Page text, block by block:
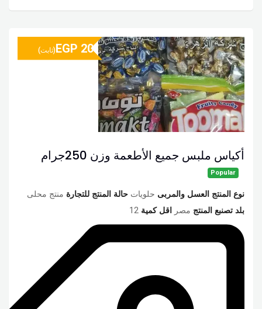
أكياس ملبس جميع الأطعمة وزن 250جرام
Popular
نوع المنتج العسل والمربى حلويات حالة المنتج للتجارة منتج محلى
بلد تصنبع المنتج مصر اقل كمية 12
EGP 20 (ثابت)